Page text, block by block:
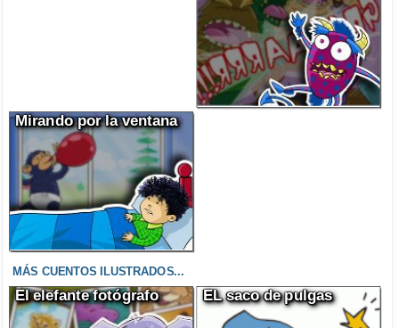
Mirando por la ventana
MÁS CUENTOS ILUSTRADOS...
El elefante fotógrafo EL saco de pulgas